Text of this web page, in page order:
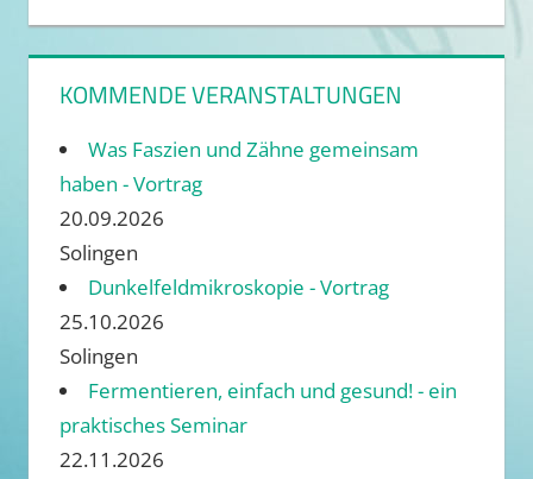
KOMMENDE VERANSTALTUNGEN
Was Faszien und Zähne gemeinsam
haben - Vortrag
20.09.2026
Solingen
Dunkelfeldmikroskopie - Vortrag
25.10.2026
Solingen
Fermentieren, einfach und gesund! - ein
praktisches Seminar
22.11.2026